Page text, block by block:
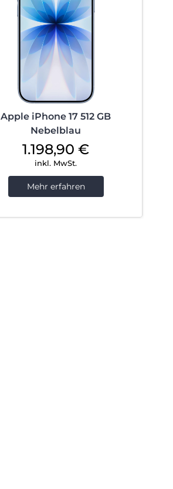
Apple iPhone 17 512 GB
Nebelblau
1.198,90€
inkl. MwSt.
Mehr erfahren